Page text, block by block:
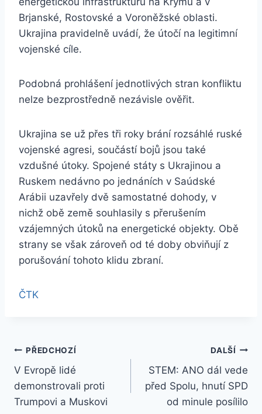
Brjanské, Rostovské a Voroněžské oblasti.
Ukrajina pravidelně uvádí, že útočí na legitimní
vojenské cíle.
Podobná prohlášení jednotlivých stran konfliktu
nelze bezprostředně nezávisle ověřit.
Ukrajina se už přes tři roky brání rozsáhlé ruské
vojenské agresi, součástí bojů jsou také
vzdušné útoky. Spojené státy s Ukrajinou a
Ruskem nedávno po jednáních v Saúdské
Arábii uzavřely dvě samostatné dohody, v
nichž obě země souhlasily s přerušením
vzájemných útoků na energetické objekty. Obě
strany se však zároveň od té doby obviňují z
porušování tohoto klidu zbraní.
ČTK
Navigace
pro
příspěvek
PŘEDCHOZÍ
V Evropě lidé
demonstrovali proti
Trumpovi a Muskovi
DALŠÍ
STEM: ANO dál vede
před Spolu, hnutí SPD
od minule posílilo